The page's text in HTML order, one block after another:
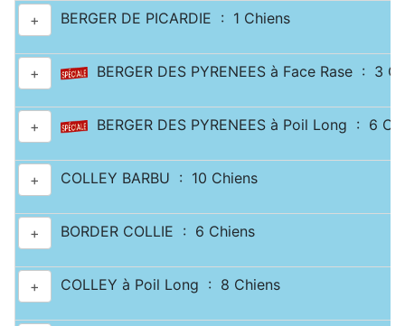
+ BERGER DE PICARDIE : 1 Chiens
+ BERGER DES PYRENEES à Face Rase : 3
+ BERGER DES PYRENEES à Poil Long : 6
+ COLLEY BARBU : 10 Chiens
+ BORDER COLLIE : 6 Chiens
+ COLLEY à Poil Long : 8 Chiens